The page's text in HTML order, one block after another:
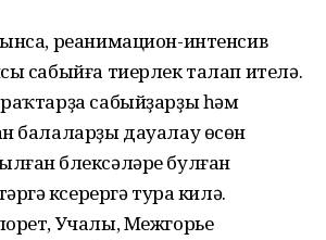
реанимацион-интенсив
сабыйға тиерлек талап ителә.
сабыйҙарҙы һәм
балаларҙы дауалау өсөн
бүлексәләре булған
күсерергә тура килә.
Учалы, Межгорье